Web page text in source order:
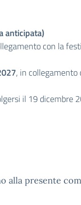
anticipata)
con la
, in
il 19 dicembre
alla presente